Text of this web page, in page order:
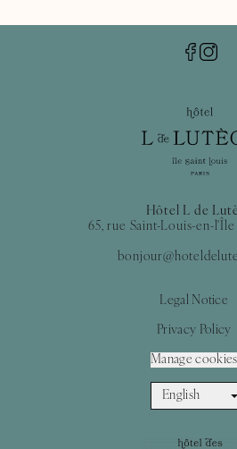
Hôtel L de
65, rue Saint-Louis-en-l'Île
Legal Notice
Privacy Policy
Manage cookies
English